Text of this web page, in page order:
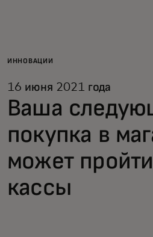
Для бизнеса
Для новаторов
Новости и тренды
ИННОВАЦИИ
16 июня 2021 года
Ваша
покупка в
может
кассы